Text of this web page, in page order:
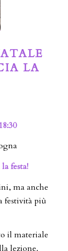
LA
festa!
ma anche
festività più
il materiale
lezione.